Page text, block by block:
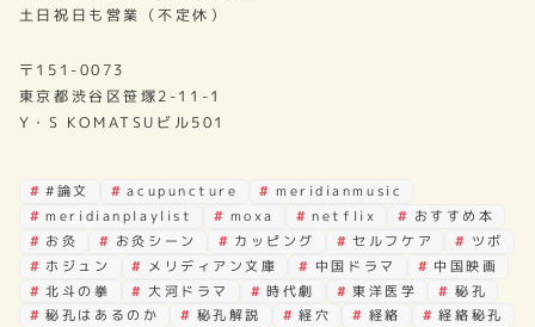
土日祝日も営業（不定休）
〒151-0073
東京都渋谷区笹塚2-11-1
Y・S KOMATSUビル501
#論文 acupuncture
meridianmusic
meridianplaylist
moxa netflix
おすすめ本
お灸
お灸シーン カッピング セルフケア
ツボ
ホジュン
メリディアン文庫 中国ドラマ
中国映画
北斗の拳
大河ドラマ 時代劇 東洋医学
秘孔
秘孔はあるのか
秘孔解説 経穴 経絡
経絡秘孔